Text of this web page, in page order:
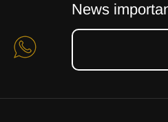
News